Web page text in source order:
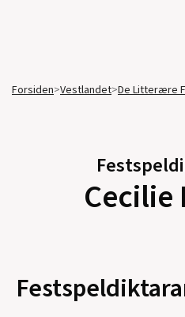
Forsiden>Vestlandet>De Litterære
Cecilie